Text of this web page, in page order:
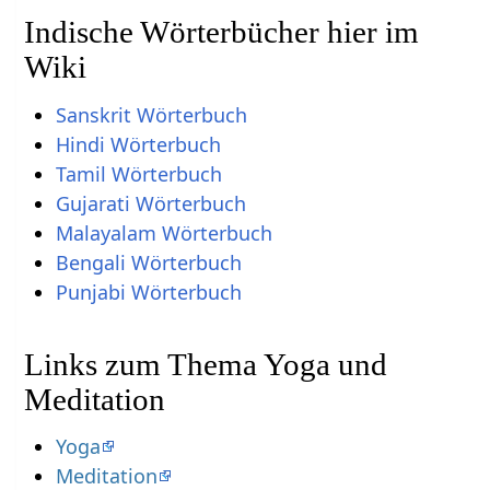
Indische Wörterbücher hier im
Wiki
Sanskrit Wörterbuch
Hindi Wörterbuch
Tamil Wörterbuch
Gujarati Wörterbuch
Malayalam Wörterbuch
Bengali Wörterbuch
Punjabi Wörterbuch
Links zum Thema Yoga und
Meditation
Yoga
Meditation